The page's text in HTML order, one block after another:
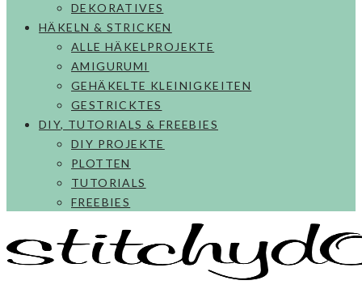
DEKORATIVES
HÄKELN & STRICKEN
ALLE HÄKELPROJEKTE
AMIGURUMI
GEHÄKELTE KLEINIGKEITEN
GESTRICKTES
DIY, TUTORIALS & FREEBIES
DIY PROJEKTE
PLOTTEN
TUTORIALS
FREEBIES